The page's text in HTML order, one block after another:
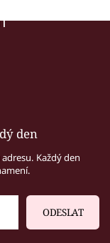
den
Každý den
ODESLAT